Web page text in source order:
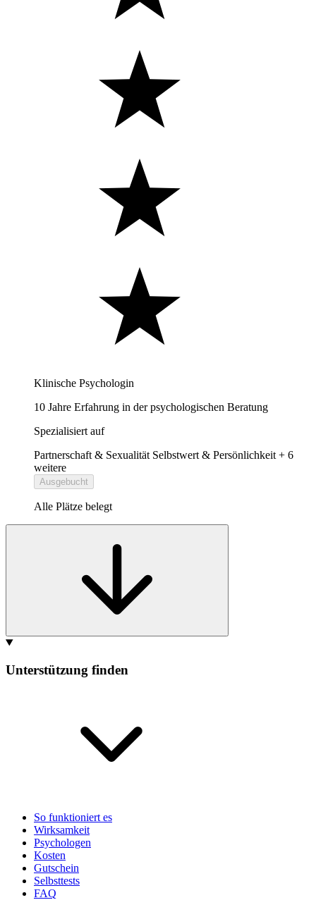
Klinische Psychologin
10 Jahre Erfahrung in der psychologischen Beratung
Spezialisiert auf
Partnerschaft & Sexualität Selbstwert & Persönlichkeit + 6
weitere
Ausgebucht
Alle Plätze belegt
Unterstützung finden
So funktioniert es
Wirksamkeit
Psychologen
Kosten
Gutschein
Selbsttests
FAQ